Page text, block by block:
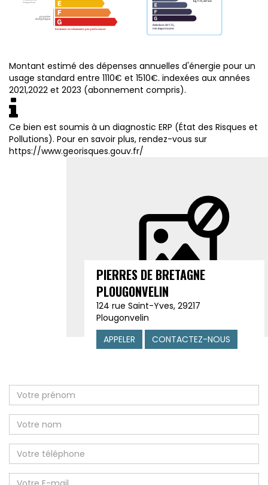
Montant estimé des dépenses annuelles d'énergie pour un
usage standard entre 1110€ et 1510€. indexées aux années
2021,2022 et 2023 (abonnement compris).
Ce bien est soumis à un diagnostic ERP (État des Risques et
Pollutions). Pour en savoir plus, rendez-vous sur
https://www.georisques.gouv.fr/
PIERRES DE BRETAGNE
PLOUGONVELIN
124 rue Saint-Yves, 29217
Plougonvelin
APPELER
CONTACTEZ-NOUS